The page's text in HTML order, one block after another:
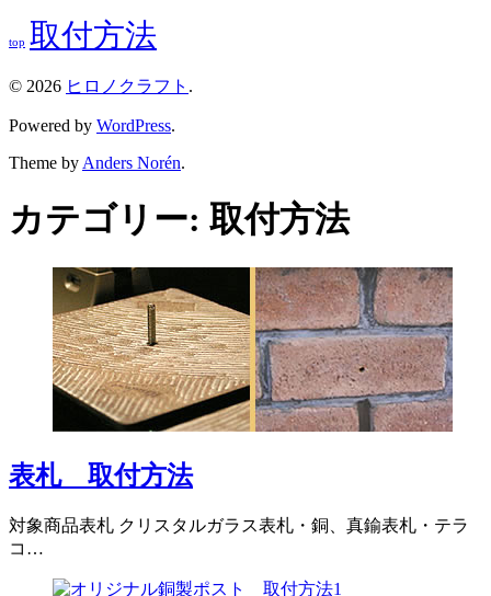
top 取付方法
© 2026 ヒロノクラフト .
Powered by WordPress.
Theme by Anders Norén.
カテゴリー: 取付方法
表札 取付方法
対象商品表札 クリスタルガラス表札・銅、真鍮表札・テラ
コ…